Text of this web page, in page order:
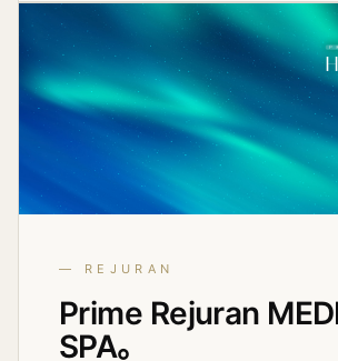
— REJURAN
Prime Rejuran
SPA。